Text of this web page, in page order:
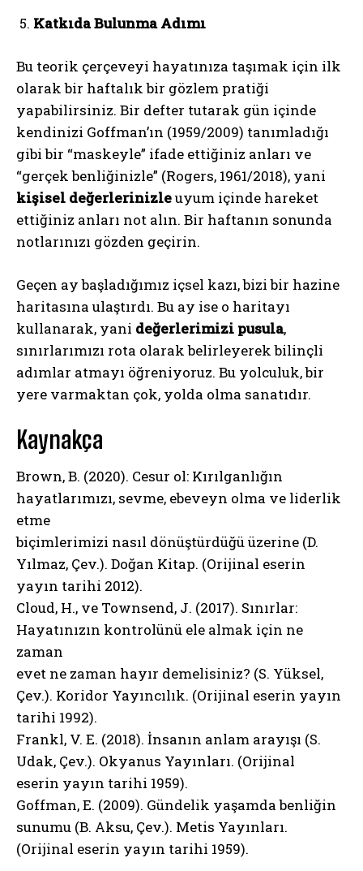
Gizlilik politikasınıokudum, onaylıyorum.
Katkıda Bulunma Adımı
Bu teorik çerçeveyi hayatınıza taşımak için ilk
olarak bir haftalık bir gözlem pratiği
yapabilirsiniz. Bir defter tutarak gün içinde
kendinizi Goffman’ın (1959/2009) tanımladığı
gibi bir “maskeyle” ifade ettiğiniz anları ve
“gerçek benliğinizle” (Rogers, 1961/2018), yani
kişisel değerlerinizleuyum içinde hareket
ettiğiniz anları not alın. Bir haftanın sonunda
notlarınızı gözden geçirin.
Geçen ay başladığımız içsel kazı, bizi bir hazine
haritasına ulaştırdı. Bu ay ise o haritayı
kullanarak, yani değerlerimizi pusula,
sınırlarımızı rota olarak belirleyerek bilinçli
adımlar atmayı öğreniyoruz. Bu yolculuk, bir
yere varmaktan çok, yolda olma sanatıdır.
Kaynakça
Brown, B. (2020). Cesur ol: Kırılganlığın
hayatlarımızı, sevme, ebeveyn olma ve liderlik
etme
biçimlerimizi nasıl dönüştürdüğü üzerine (D.
Yılmaz, Çev.). Doğan Kitap. (Orijinal eserin
yayın tarihi 2012).
Cloud, H., ve Townsend, J. (2017). Sınırlar:
Hayatınızın kontrolünü ele almak için ne
zaman
evet ne zaman hayır demelisiniz? (S. Yüksel,
Çev.). Koridor Yayıncılık. (Orijinal eserin yayın
tarihi 1992).
Frankl, V. E. (2018). İnsanın anlam arayışı (S.
Udak, Çev.). Okyanus Yayınları. (Orijinal
eserin yayın tarihi 1959).
Goffman, E. (2009). Gündelik yaşamda benliğin
sunumu (B. Aksu, Çev.). Metis Yayınları.
(Orijinal eserin yayın tarihi 1959).